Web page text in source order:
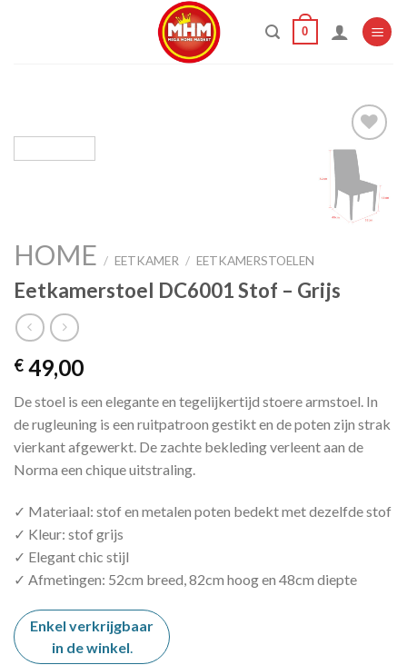
0
Add to
wishlist
HOME / EETKAMER / EETKAMERSTOELEN
Eetkamerstoel DC6001 Stof – Grijs
€ 49,00
De stoel is een elegante en tegelijkertijd stoere armstoel. In
de rugleuning is een ruitpatroon gestikt en de poten zijn strak
vierkant afgewerkt. De zachte bekleding verleent aan de
Norma een chique uitstraling.
✓ Materiaal: stof en metalen poten bedekt met dezelfde stof
✓ Kleur: stof grijs
✓ Elegant chic stijl
✓ Afmetingen: 52cm breed, 82cm hoog en 48cm diepte
Enkel verkrijgbaar
in de winkel